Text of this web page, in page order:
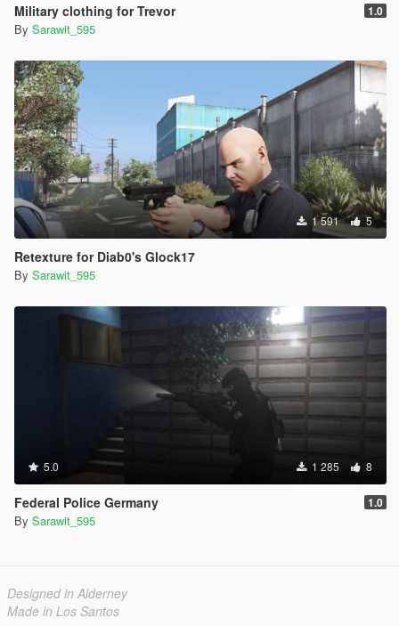
Military clothing for Trevor 1.0
By Sarawit_595
1 591 5
Retexture for Diab0's Glock17
By Sarawit_595
5.0 1 285 8
Federal Police Germany 1.0
By Sarawit_595
Designed in Alderney
Made in Los Santos